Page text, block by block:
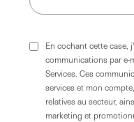
En cochant cette case,
communications par e-
Services. Ces
services et mon
relatives au secteur,
marketing et